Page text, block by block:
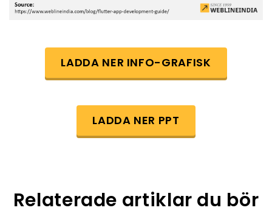
LADDA NER INFO-GRAFISK
LADDA NER PPT
Relaterade artiklar du bör